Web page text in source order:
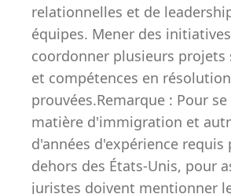
relationnelles et de
équipes. Mener des
coordonner plusieurs
et compétences en
prouvées.Remarque : Pour
matière d'immigration et
d'années d'expérience
dehors des États-Unis, pour
juristes doivent mentionner